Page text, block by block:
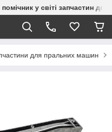
у світі запчастин до
для пральних машин